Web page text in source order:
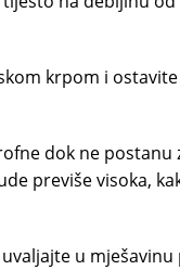
krpom i
dok ne postanu
previše visoka,
u